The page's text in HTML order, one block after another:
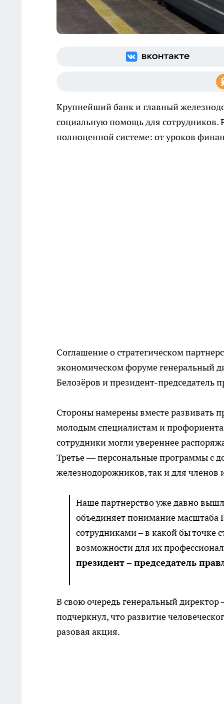
Крупнейший банк и главный
социальную помощь для сотрудников.
полноценной системе: от уроков
Соглашение о стратегическом
экономическом форуме генеральный
Белозёров и президент-председатель
Стороны намерены вместе развивать
молодым специалистам и
сотрудники могли увереннее
Третье — персональные программы с
железнодорожников, так и для членов
Наше партнерство уже давно
объединяет понимание масштаба
сотрудниками – в какой бы точке
возможности для их
президент – председатель
В свою очередь генеральный
подчеркнул, что развитие
разовая акция.